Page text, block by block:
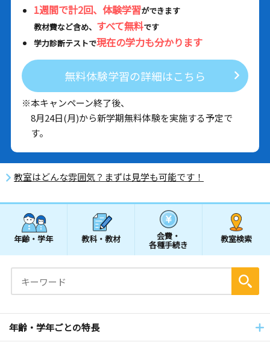
1週間で計2回、体験学習ができます
教材費など含め、 すべて無料です
学力診断テストで現在の学力も分かります
無料体験学習の詳細はこちら
※本キャンペーン終了後、
8月24日(月)から新学期無料体験を実施する予定で
す。
教室はどんな雰囲気？まずは見学も可能です！
年齢・学年 教科・教材 会費・
各種手続き
教室検索
年齢・学年ごとの特長